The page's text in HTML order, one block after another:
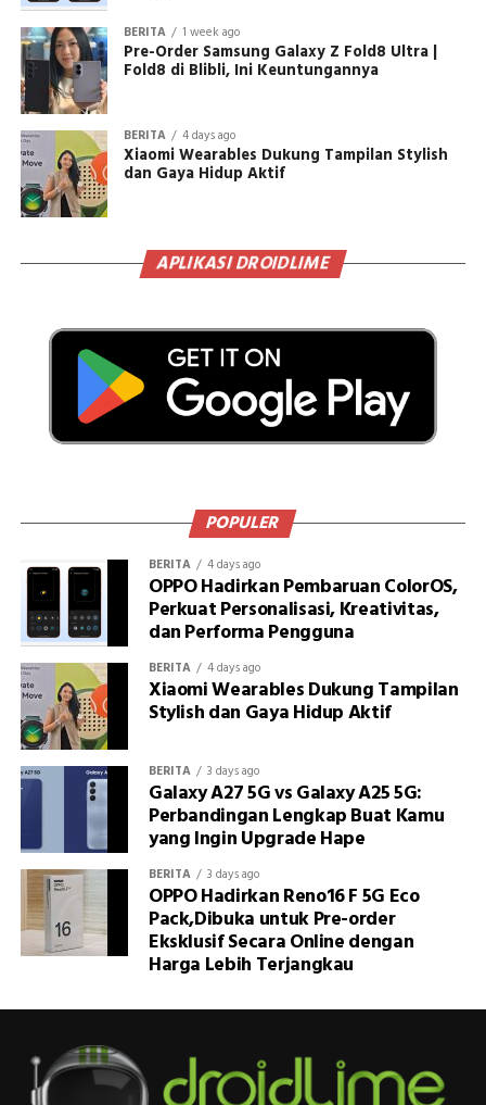
BERITA 1 week ago
Pre-Order Samsung Galaxy Z Fold8 Ultra |
Fold8 di Blibli, Ini Keuntungannya
BERITA 4 days ago
Xiaomi Wearables Dukung Tampilan Stylish
dan Gaya Hidup Aktif
APLIKASI DROIDLIME
POPULER
BERITA 4 days ago
OPPO Hadirkan Pembaruan ColorOS,
Perkuat Personalisasi, Kreativitas,
dan Performa Pengguna
BERITA 4 days ago
Xiaomi Wearables Dukung Tampilan
Stylish dan Gaya Hidup Aktif
BERITA 3 days ago
Galaxy A27 5G vs Galaxy A25 5G:
Perbandingan Lengkap Buat Kamu
yang Ingin Upgrade Hape
BERITA 3 days ago
OPPO Hadirkan Reno16 F 5G Eco
Pack,Dibuka untuk Pre-order
Eksklusif Secara Online dengan
Harga Lebih Terjangkau